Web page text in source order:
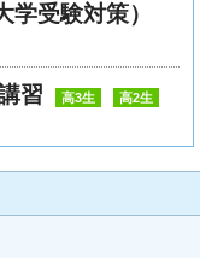
受験対策）
習 高3生
高2生